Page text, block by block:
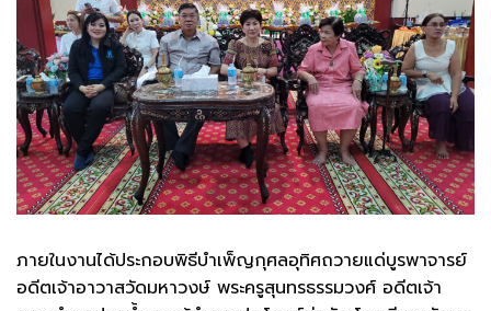
ภายในงานได้ประกอบพิธีบำเพ็ญกุศลอุทิศถวายแด่บูรพาจารย์
อดีตเจ้าอาวาสวัดมหาวงษ์ พระครูสุนทรธรรมวงศ์ อดีตเจ้า